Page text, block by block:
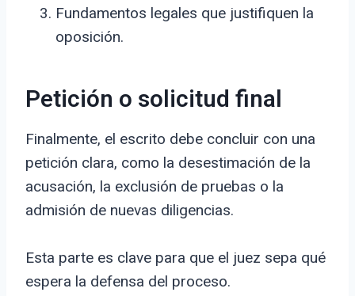
Fundamentos legales que justifiquen la
oposición.
Petición o solicitud final
Finalmente, el escrito debe concluir con una
petición clara, como la desestimación de la
acusación, la exclusión de pruebas o la
admisión de nuevas diligencias.
Esta parte es clave para que el juez sepa qué
espera la defensa del proceso.